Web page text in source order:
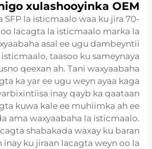
xulashooyinka OEM
SFP la isticmaalo waa ku jira 70-
oo lacagta la isticmaalo marka la
asal ee ugu dambeyntii
isticmaalo, taasoo ku sameynaya
qeexan ah. Tani waxyaabaha
ka yar ee ugu weyn ayaa kaga
inay qayb ka qaataan
kuwa kale ee muhiimka ah ee
ama waxyaabaha la isticmaalo.
shabakada waxay ku baran
inay ku jiraan lacagta weyn oo la